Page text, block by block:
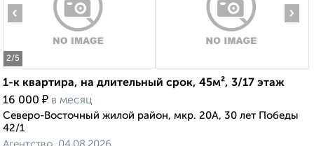
2/5
‹ ›
1-к квартира, на длительный срок, 45м², 3/17 этаж
16 000 ₽ в месяц
Северо-Восточный жилой район, мкр. 20А, 30 лет Победы
42/1